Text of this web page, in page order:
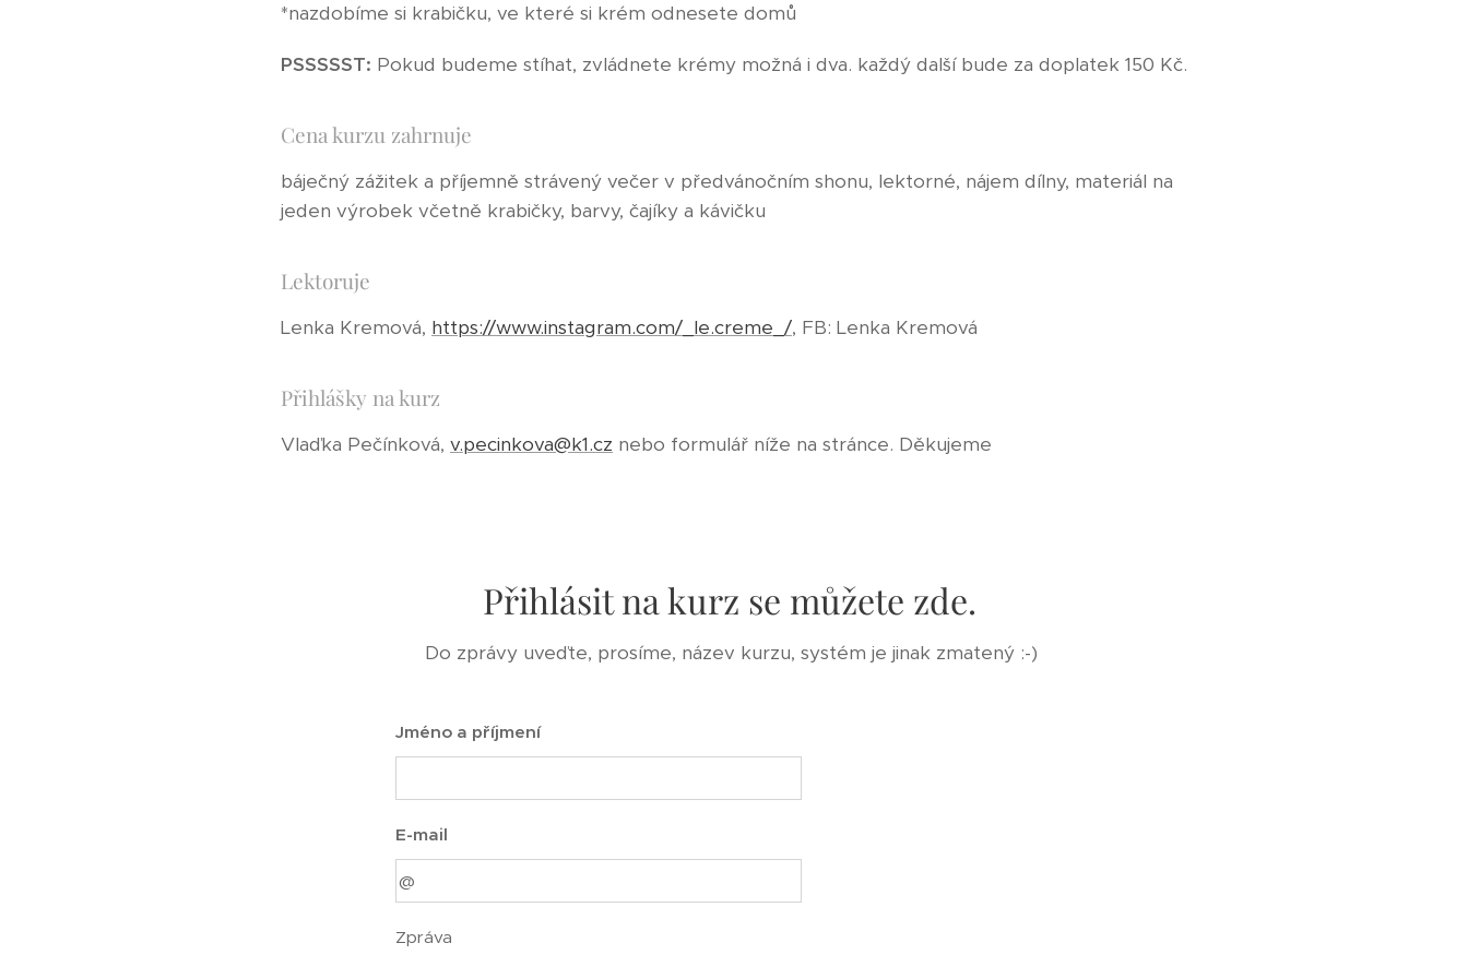
*nazdobíme si krabičku, ve které si krém odnesete domů
PSSSSST: Pokud budeme stíhat, zvládnete krémy možná i dva. každý další bude za doplatek 150 Kč.
Cena kurzu zahrnuje
báječný zážitek a příjemně strávený večer v předvánočním shonu, lektorné, nájem dílny, materiál na
jeden výrobek včetně krabičky, barvy, čajíky a kávičku
Lektoruje
Lenka Kremová, https://www.instagram.com/_le.creme_/, FB: Lenka Kremová
Přihlášky na kurz
Vlaďka Pečínková, v.pecinkova@k1.cz nebo formulář níže na stránce. Děkujeme
Přihlásit na kurz se můžete zde.
Do zprávy uveďte, prosíme, název kurzu, systém je jinak zmatený :-)
Jméno a příjmení
E-mail
Zpráva